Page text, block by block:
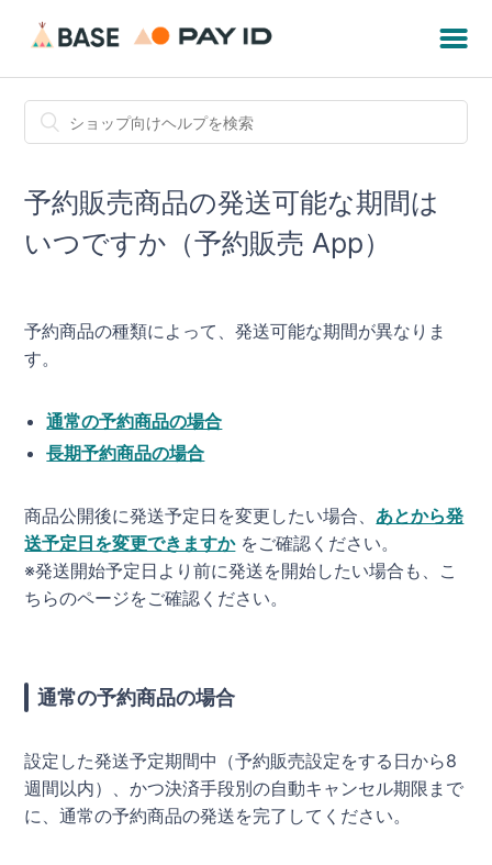
予約販売商品の発送可能な期間は
いつですか（予約販売 App）
予約商品の種類によって、発送可能な期間が異なりま
す。
通常の予約商品の場合
長期予約商品の場合
商品公開後に発送予定日を変更したい場合、 あとから発
送予定日を変更できますかをご確認ください。
※発送開始予定日より前に発送を開始したい場合も、こ
ちらのページをご確認ください。
通常の予約商品の場合
設定した発送予定期間中（予約販売設定をする日から8
週間以内）、かつ決済手段別の自動キャンセル期限まで
に、通常の予約商品の発送を完了してください。